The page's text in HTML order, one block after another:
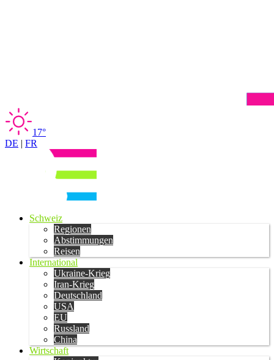
17°
DE | FR
Schweiz
Regionen
Abstimmungen
Reisen
International
Ukraine-Krieg
Iran-Krieg
Deutschland
USA
EU
Russland
China
Wirtschaft